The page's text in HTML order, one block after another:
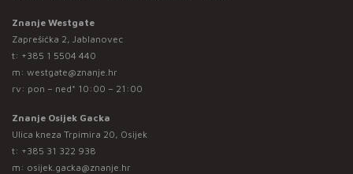
Znanje Westgate
Zaprešićka 2, Jablanovec
t: +385 1 5504 440
m: westgate@znanje.hr
rv: pon – ned* 10:00 – 21:00
Znanje Osijek Gacka
Ulica kneza Trpimira 20, Osijek
t: +385 31 322 938
m: osijek.gacka@znanje.hr